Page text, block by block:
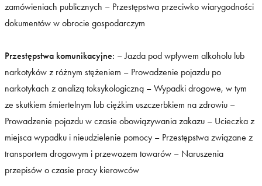
zamówieniach publicznych – Przestępstwa przeciwko wiarygodności
dokumentów w obrocie gospodarczym
Przestępstwa komunikacyjne: – Jazda pod wpływem alkoholu lub
narkotyków z różnym stężeniem – Prowadzenie pojazdu po
narkotykach z analizą toksykologiczną – Wypadki drogowe, w tym
ze skutkiem śmiertelnym lub ciężkim uszczerbkiem na zdrowiu –
Prowadzenie pojazdu w czasie obowiązywania zakazu – Ucieczka z
miejsca wypadku i nieudzielenie pomocy – Przestępstwa związane z
transportem drogowym i przewozem towarów – Naruszenia
przepisów o czasie pracy kierowców